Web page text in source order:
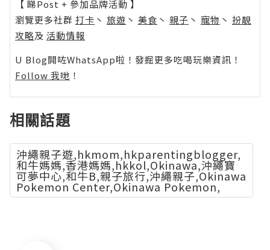
【 睇Post + 參加品牌活動 】
瀏覽更多社群 打卡 丶 旅遊 丶 美食 丶 親子 丶 寵物 丶 扮靚
攻略及 活動情報
U Blog開咗WhatsApp啦！發掘更多吃喝玩樂資訊！
Follow 我哋 ！
相關話題
沖繩親子遊,hkmom,hkparentingblogger,
和牛媽媽,香港媽媽,hkkol,Okinawa,沖繩寶
可夢中心,和牛B,親子旅行,沖繩親子,Okinawa
Pokemon Center,Okinawa Pokemon,